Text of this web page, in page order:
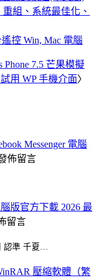
重組、系統最佳化、
控 Win, Mac 電腦
Phone 7.5 芒果模擬
用 WP 手機介面〉
Messenger 電腦
佈留言
版官方下載 2026 最
留言
認準 千夏…
壓縮軟體（繁